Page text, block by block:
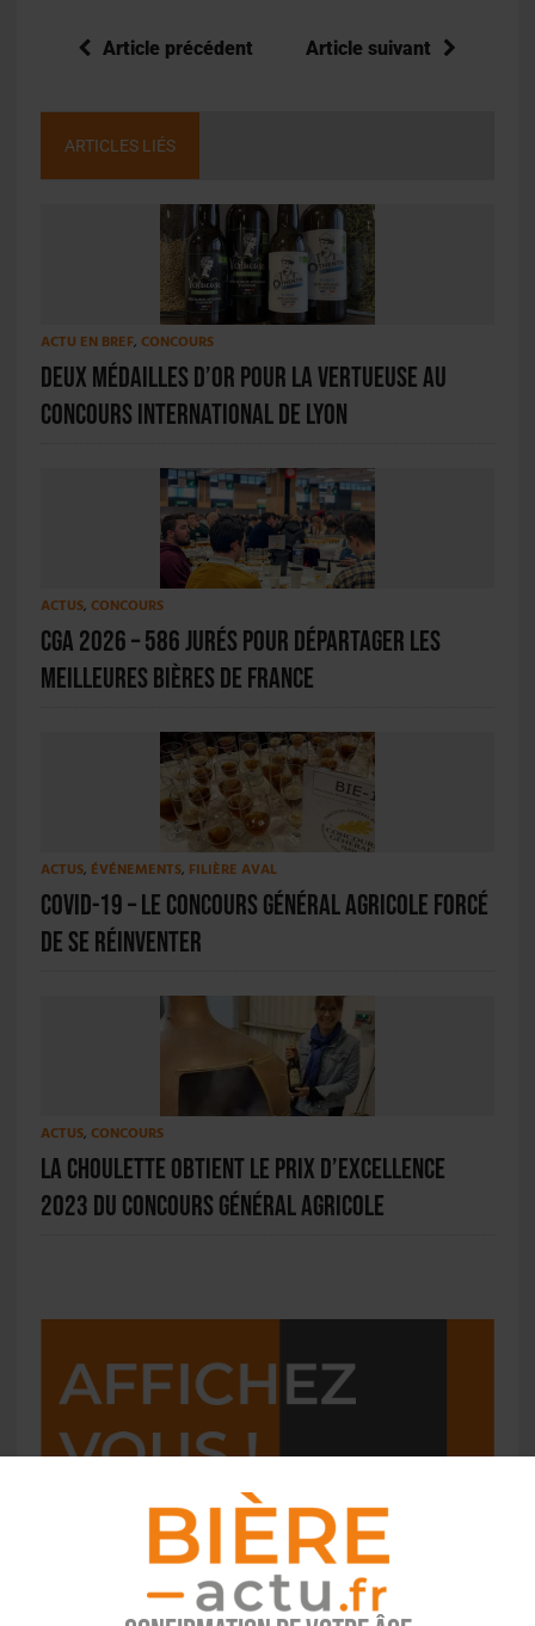
Article précédent Article suivant
ARTICLES LIÉS
ACTU EN BREF, CONCOURS
Deux médailles d’or pour La Vertueuse au
Concours International de Lyon
ACTUS, CONCOURS
CGA 2026 – 586 jurés pour départager les
meilleures bières de France
ACTUS, ÉVÉNEMENTS, FILIÈRE AVAL
Covid-19 – Le Concours Général Agricole forcé
de se réinventer
ACTUS, CONCOURS
La Choulette obtient le Prix d’Excellence
2023 du Concours général agricole